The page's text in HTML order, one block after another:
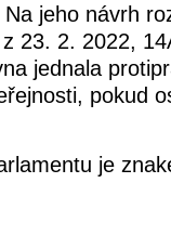
Na jeho návrh
23. 2. 2022,
jednala
pokud
je